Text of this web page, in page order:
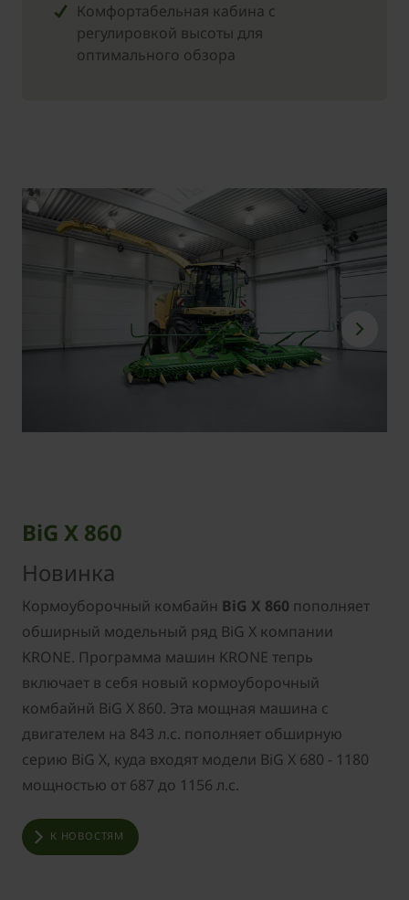
Комфортабельная кабина с
регулировкой высоты для
оптимального обзора
BiG X 860
Новинка
Кормоуборочный комбайн BiG X 860 пополняет
обширный модельный ряд BiG X компании
KRONE. Программа машин KRONE тепрь
включает в себя новый кормоуборочный
комбайнй BiG X 860. Эта мощная машина с
двигателем на 843 л.с. пополняет обширную
серию BiG X, куда входят модели BiG X 680 - 1180
мощностью от 687 до 1156 л.с.
К НОВОСТЯМ